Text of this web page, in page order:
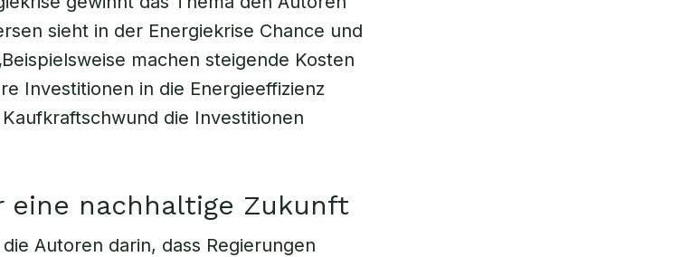
sieht in der Energiekrise Chance und
machen steigende Kosten
Investitionen in die Energieeffizienz
die Investitionen
eine nachhaltige Zukunft
Autoren darin, dass Regierungen